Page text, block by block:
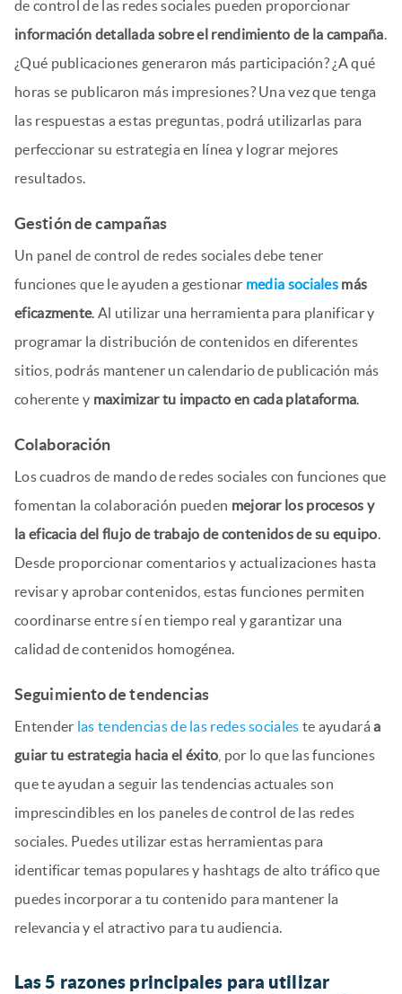
de control de las redes sociales pueden proporcionar
información detallada sobre el rendimiento de la campaña.
¿Qué publicaciones generaron más participación? ¿A qué
horas se publicaron más impresiones? Una vez que tenga
las respuestas a estas preguntas, podrá utilizarlas para
perfeccionar su estrategia en línea y lograr mejores
resultados.
Gestión de campañas
Un panel de control de redes sociales debe tener
funciones que le ayuden a gestionar media sociales más
eficazmente. Al utilizar una herramienta para planificar y
programar la distribución de contenidos en diferentes
sitios, podrás mantener un calendario de publicación más
coherente y maximizar tu impacto en cada plataforma.
Colaboración
Los cuadros de mando de redes sociales con funciones que
fomentan la colaboración pueden mejorar los procesos y
la eficacia del flujo de trabajo de contenidos de su equipo.
Desde proporcionar comentarios y actualizaciones hasta
revisar y aprobar contenidos, estas funciones permiten
coordinarse entre sí en tiempo real y garantizar una
calidad de contenidos homogénea.
Seguimiento de tendencias
Entender las tendencias de las redes sociales te ayudaráa
guiar tu estrategia hacia el éxito , por lo que las funciones
que te ayudan a seguir las tendencias actuales son
imprescindibles en los paneles de control de las redes
sociales. Puedes utilizar estas herramientas para
identificar temas populares y hashtags de alto tráfico que
puedes incorporar a tu contenido para mantener la
relevancia y el atractivo para tu audiencia.
Las 5 razones principales para utilizar